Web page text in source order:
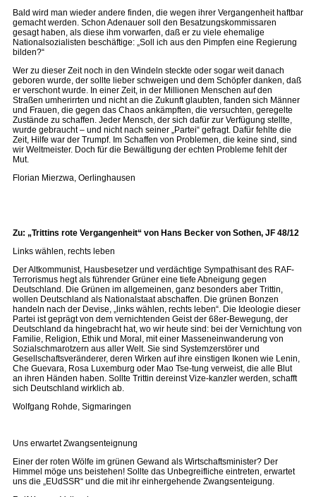
Bald wird man wieder andere finden, die wegen ihrer Vergangenheit haftbar
gemacht werden. Schon Adenauer soll den Besatzungskommissaren
gesagt haben, als diese ihm vorwarfen, daß er zu viele ehemalige
Nationalsozialisten beschäftige: „Soll ich aus den Pimpfen eine Regierung
bilden?“
Wer zu dieser Zeit noch in den Windeln steckte oder sogar weit danach
geboren wurde, der sollte lieber schweigen und dem Schöpfer danken, daß
er verschont wurde. In einer Zeit, in der Millionen Menschen auf den
Straßen umherirrten und nicht an die Zukunft glaubten, fanden sich Männer
und Frauen, die gegen das Chaos ankämpften, die versuchten, geregelte
Zustände zu schaffen. Jeder Mensch, der sich dafür zur Verfügung stellte,
wurde gebraucht – und nicht nach seiner „Partei“ gefragt. Dafür fehlte die
Zeit, Hilfe war der Trumpf. Im Schaffen von Problemen, die keine sind, sind
wir Weltmeister. Doch für die Bewältigung der echten Probleme fehlt der
Mut.
Florian Mierzwa, Oerlinghausen
Zu: „Trittins rote Vergangenheit“ von Hans Becker von Sothen, JF 48/12
Links wählen, rechts leben
Der Altkommunist, Hausbesetzer und verdächtige Sympathisant des RAF-
Terrorismus hegt als führender Grüner eine tiefe Abneigung gegen
Deutschland. Die Grünen im allgemeinen, ganz besonders aber Trittin,
wollen Deutschland als Nationalstaat abschaffen. Die grünen Bonzen
handeln nach der Devise, „links wählen, rechts leben“. Die Ideologie dieser
Partei ist geprägt von dem vernichtenden Geist der 68er-Bewegung, der
Deutschland da hingebracht hat, wo wir heute sind: bei der Vernichtung von
Familie, Religion, Ethik und Moral, mit einer Masseneinwanderung von
Sozialschmarotzern aus aller Welt. Sie sind Systemzerstörer und
Gesellschaftsveränderer, deren Wirken auf ihre einstigen Ikonen wie Lenin,
Che Guevara, Rosa Luxemburg oder Mao Tse-tung verweist, die alle Blut
an ihren Händen haben. Sollte Trittin dereinst Vize-kanzler werden, schafft
sich Deutschland wirklich ab.
Wolfgang Rohde, Sigmaringen
Uns erwartet Zwangsenteignung
Einer der roten Wölfe im grünen Gewand als Wirtschaftsminister? Der
Himmel möge uns beistehen! Sollte das Unbegreifliche eintreten, erwartet
uns die „EUdSSR“ und die mit ihr einhergehende Zwangsenteigung.